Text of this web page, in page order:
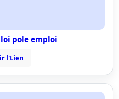
pole emploi
l'Lien